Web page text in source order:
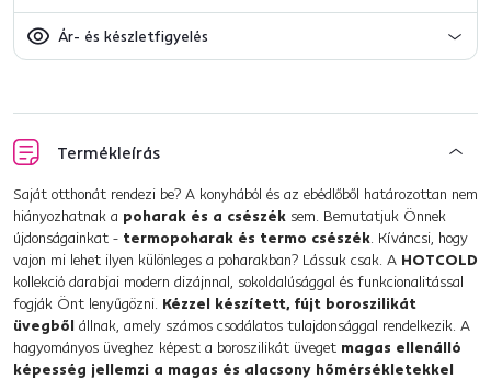
Ár- és készletfigyelés
Termékleírás
Saját otthonát rendezi be? A konyhából és az ebédlőből határozottan nem
hiányozhatnak a poharak és a csészék sem. Bemutatjuk Önnek
újdonságainkat - termopoharak és termo csészék. Kíváncsi, hogy
vajon mi lehet ilyen különleges a poharakban? Lássuk csak. A HOTCOLD
kollekció darabjai modern dizájnnal, sokoldalúsággal és funkcionalitással
fogják Önt lenyűgözni. Kézzel készített, fújt boroszilikát
üvegből állnak, amely számos csodálatos tulajdonsággal rendelkezik. A
hagyományos üveghez képest a boroszilikát üveget magas ellenálló
képesség jellemzi a magas és alacsony hőmérsékletekkel